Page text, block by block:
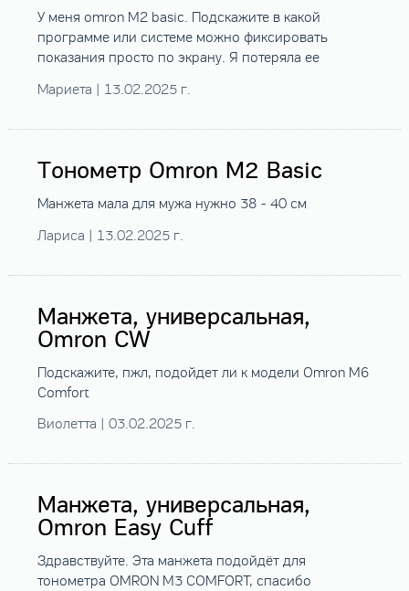
У меня omron M2 basic. Подскажите в какой
программе или системе можно фиксировать
показания просто по экрану. Я потеряла ее
Мариета | 13.02.2025 г.
Тонометр Omron M2 Basic
Манжета мала для мужа нужно 38 - 40 см
Лариса | 13.02.2025 г.
Манжета, универсальная,
Omron CW
Подскажите, пжл, подойдет ли к модели Omron M6
Comfort
Виолетта | 03.02.2025 г.
Манжета, универсальная,
Omron Easy Cuff
Здравствуйте. Эта манжета подойдёт для
тонометра OMRON M3 COMFORT, спасибо